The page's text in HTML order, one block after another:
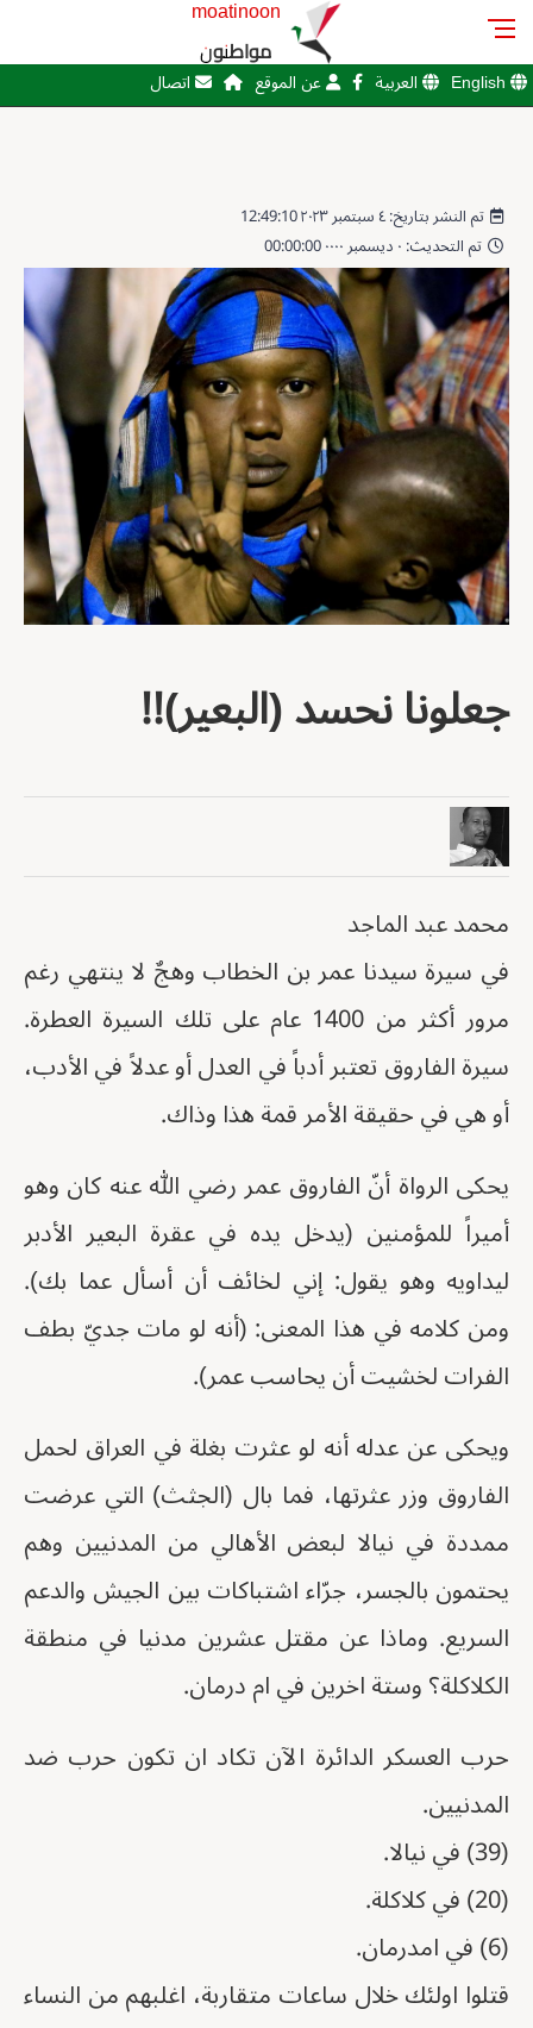
moatinoon
مواطنون
English العربية عن الموقع اتصال
تم النشر بتاريخ: ٤ سبتمبر ٢٠٢٣ 12:49:10
تم التحديث: ٠ ديسمبر ٠٠٠٠ 00:00:00
جعلونا نحسد (البعير)!!
محمد عبد الماجد
في سيرة سيدنا عمر بن الخطاب وهجٌ لا ينتهي رغم
مرور أكثر من 1400 عام على تلك السيرة العطرة.
سيرة الفاروق تعتبر أدباً في العدل أو عدلاً في الأدب،
أو هي في حقيقة الأمر قمة هذا وذاك.
يحكى الرواة أنّ الفاروق عمر رضي الله عنه كان وهو
أميراً للمؤمنين (يدخل يده في عقرة البعير الأدبر
ليداويه وهو يقول: إني لخائف أن أسأل عما بك).
ومن كلامه في هذا المعنى: (أنه لو مات جديّ بطف
الفرات لخشيت أن يحاسب عمر).
ويحكى عن عدله أنه لو عثرت بغلة في العراق لحمل
الفاروق وزر عثرتها، فما بال (الجثث) التي عرضت
ممددة في نيالا لبعض الأهالي من المدنيين وهم
يحتمون بالجسر، جرّاء اشتباكات بين الجيش والدعم
السريع. وماذا عن مقتل عشرين مدنيا في منطقة
الكلاكلة؟ وستة اخرين في ام درمان.
حرب العسكر الدائرة الآن تكاد ان تكون حرب ضد
المدنيين.
(39) في نيالا.
(20) في كلاكلة.
(6) في امدرمان.
قتلوا اولئك خلال ساعات متقاربة، اغلبهم من النساء